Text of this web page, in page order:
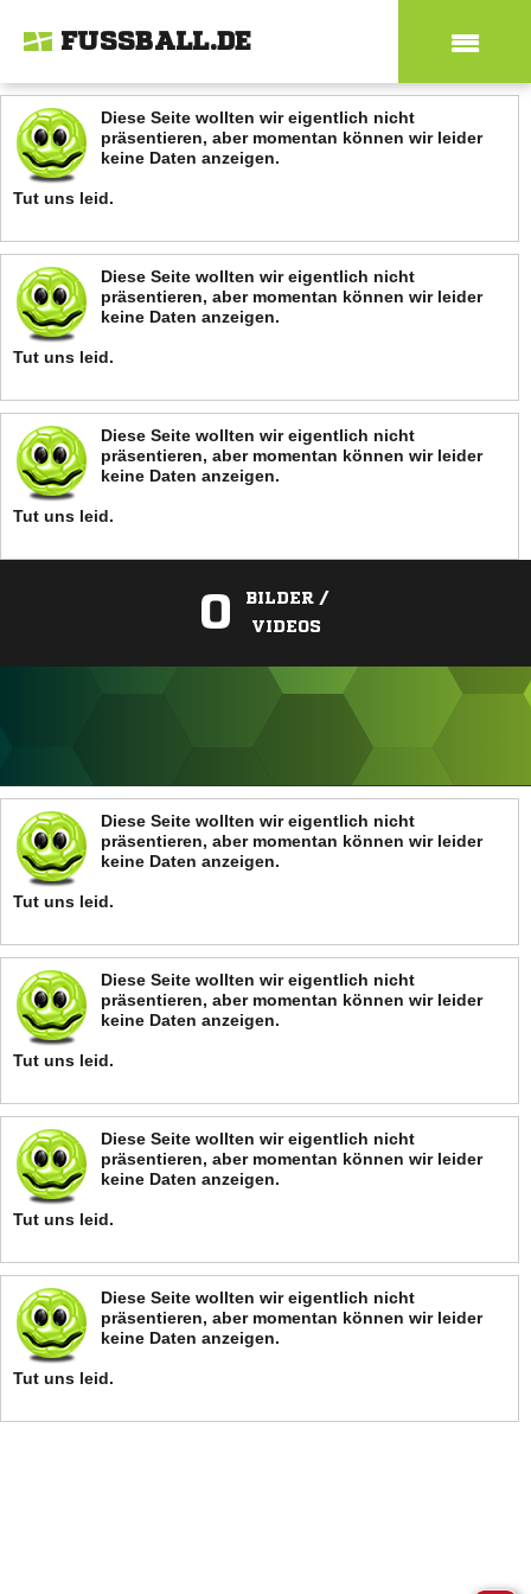
FUSSBALL.DE
Diese Seite wollten wir eigentlich nicht
präsentieren, aber momentan können wir leider
keine Daten anzeigen.
Tut uns leid.
Diese Seite wollten wir eigentlich nicht
präsentieren, aber momentan können wir leider
keine Daten anzeigen.
Tut uns leid.
Diese Seite wollten wir eigentlich nicht
präsentieren, aber momentan können wir leider
keine Daten anzeigen.
Tut uns leid.
0
BILDER /
VIDEOS
ANZEIGE
Diese Seite wollten wir eigentlich nicht
präsentieren, aber momentan können wir leider
keine Daten anzeigen.
Tut uns leid.
Diese Seite wollten wir eigentlich nicht
präsentieren, aber momentan können wir leider
keine Daten anzeigen.
Tut uns leid.
Diese Seite wollten wir eigentlich nicht
präsentieren, aber momentan können wir leider
keine Daten anzeigen.
Tut uns leid.
Diese Seite wollten wir eigentlich nicht
präsentieren, aber momentan können wir leider
keine Daten anzeigen.
Tut uns leid.